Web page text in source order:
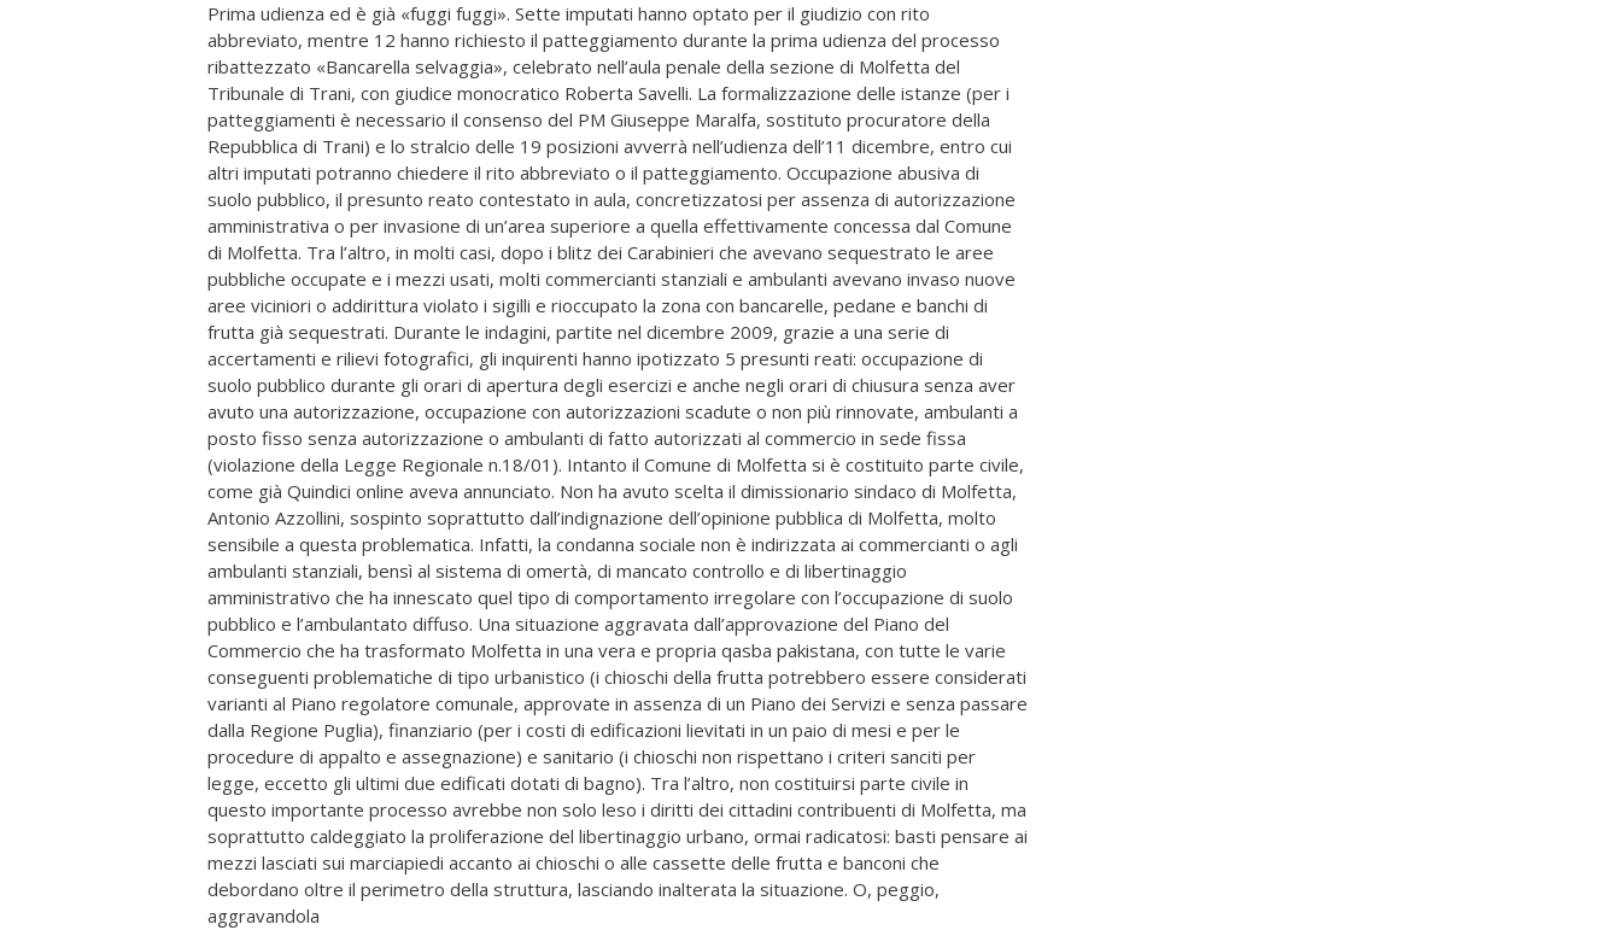
Prima udienza ed è già «fuggi fuggi». Sette imputati hanno optato per il giudizio con rito
abbreviato, mentre 12 hanno richiesto il patteggiamento durante la prima udienza del processo
ribattezzato «Bancarella selvaggia», celebrato nell’aula penale della sezione di Molfetta del
Tribunale di Trani, con giudice monocratico Roberta Savelli. La formalizzazione delle istanze (per i
patteggiamenti è necessario il consenso del PM Giuseppe Maralfa, sostituto procuratore della
Repubblica di Trani) e lo stralcio delle 19 posizioni avverrà nell’udienza dell’11 dicembre, entro cui
altri imputati potranno chiedere il rito abbreviato o il patteggiamento. Occupazione abusiva di
suolo pubblico, il presunto reato contestato in aula, concretizzatosi per assenza di autorizzazione
amministrativa o per invasione di un’area superiore a quella effettivamente concessa dal Comune
di Molfetta. Tra l’altro, in molti casi, dopo i blitz dei Carabinieri che avevano sequestrato le aree
pubbliche occupate e i mezzi usati, molti commercianti stanziali e ambulanti avevano invaso nuove
aree viciniori o addirittura violato i sigilli e rioccupato la zona con bancarelle, pedane e banchi di
frutta già sequestrati. Durante le indagini, partite nel dicembre 2009, grazie a una serie di
accertamenti e rilievi fotografici, gli inquirenti hanno ipotizzato 5 presunti reati: occupazione di
suolo pubblico durante gli orari di apertura degli esercizi e anche negli orari di chiusura senza aver
avuto una autorizzazione, occupazione con autorizzazioni scadute o non più rinnovate, ambulanti a
posto fisso senza autorizzazione o ambulanti di fatto autorizzati al commercio in sede fissa
(violazione della Legge Regionale n.18/01). Intanto il Comune di Molfetta si è costituito parte civile,
come già Quindici online aveva annunciato. Non ha avuto scelta il dimissionario sindaco di Molfetta,
Antonio Azzollini, sospinto soprattutto dall’indignazione dell’opinione pubblica di Molfetta, molto
sensibile a questa problematica. Infatti, la condanna sociale non è indirizzata ai commercianti o agli
ambulanti stanziali, bensì al sistema di omertà, di mancato controllo e di libertinaggio
amministrativo che ha innescato quel tipo di comportamento irregolare con l’occupazione di suolo
pubblico e l’ambulantato diffuso. Una situazione aggravata dall’approvazione del Piano del
Commercio che ha trasformato Molfetta in una vera e propria qasba pakistana, con tutte le varie
conseguenti problematiche di tipo urbanistico (i chioschi della frutta potrebbero essere considerati
varianti al Piano regolatore comunale, approvate in assenza di un Piano dei Servizi e senza passare
dalla Regione Puglia), finanziario (per i costi di edificazioni lievitati in un paio di mesi e per le
procedure di appalto e assegnazione) e sanitario (i chioschi non rispettano i criteri sanciti per
legge, eccetto gli ultimi due edificati dotati di bagno). Tra l’altro, non costituirsi parte civile in
questo importante processo avrebbe non solo leso i diritti dei cittadini contribuenti di Molfetta, ma
soprattutto caldeggiato la proliferazione del libertinaggio urbano, ormai radicatosi: basti pensare ai
mezzi lasciati sui marciapiedi accanto ai chioschi o alle cassette delle frutta e banconi che
debordano oltre il perimetro della struttura, lasciando inalterata la situazione. O, peggio,
aggravandola